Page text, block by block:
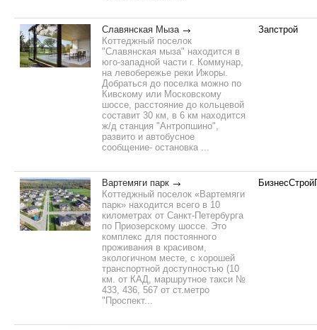
Славянская Мыза
Коттеджный поселок
"Славянская мыза" находится в
юго-западной части г. Коммунар,
на левобережье реки Ижоры.
Добраться до поселка можно по
Кивскому или Московскому
шоссе, расстояние до кольцевой
составит 30 км, в 6 км находится
ж/д станция "Антропшино",
развито и автобусное
сообщение- остановка ...
Запстрой
Вартемяги парк
Коттеджный поселок «Вартемяги
парк» находится всего в 10
километрах от Санкт-Петербурга
по Приозерскому шоссе. Это
комплекс для постоянного
проживания в красивом,
экологичном месте, с хорошей
транспортной доступностью (10
км. от КАД, маршрутное такси №
433, 436, 567 от ст.метро
"Проспект...